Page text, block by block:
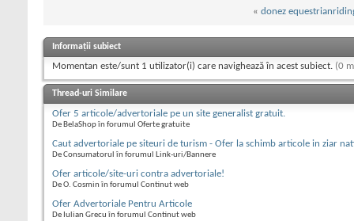
« donez
Informații subiect
Momentan este/sunt 1 utilizator(i) care navighează în acest subiect. (0
Thread-uri Similare
Ofer 5 articole/advertoriale pe un site generalist gratuit.
De BelaShop în forumul Oferte gratuite
Caut advertoriale pe siteuri de turism - Ofer la schimb articole in ziar
De Consumatorul în forumul Link-uri/Bannere
Ofer articole/site-uri contra advertoriale!
De O. Cosmin în forumul Continut web
Ofer Advertoriale Pentru Articole
De Iulian Grecu în forumul Continut web